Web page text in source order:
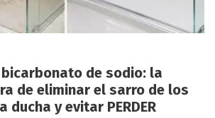
bicarbonato de sodio: la
de eliminar el sarro de los
ducha y evitar PERDER